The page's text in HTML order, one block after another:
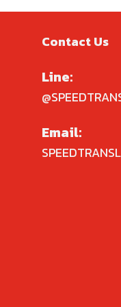
Contact Us
Line:
Email: